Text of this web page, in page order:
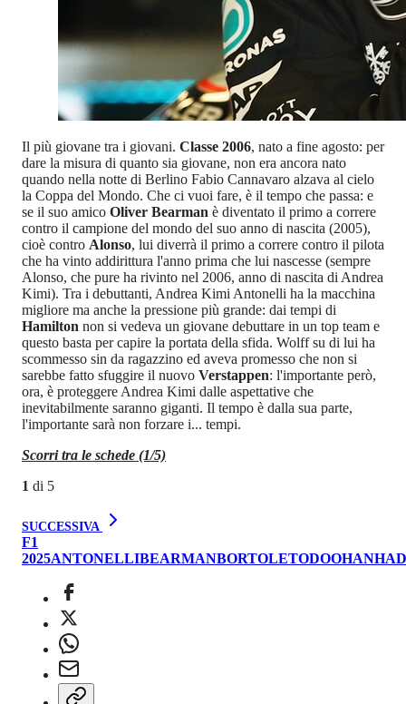
Il più giovane tra i giovani. Classe 2006, nato a fine agosto: per
dare la misura di quanto sia giovane, non era ancora nato
quando nella notte di Berlino Fabio Cannavaro alzava al cielo
la Coppa del Mondo. Che ci vuoi fare, è il tempo che passa: e
se il suo amico Oliver Bearman è diventato il primo a correre
contro il campione del mondo del suo anno di nascita (2005),
cioè contro Alonso, lui diverrà il primo a correre contro il pilota
che ha vinto addirittura l'anno prima che lui nascesse (sempre
Alonso, che pure ha rivinto nel 2006, anno di nascita di Andrea
Kimi). Tra i debuttanti, Andrea Kimi Antonelli ha la macchina
migliore ma anche la pressione più grande: dai tempi di
Hamilton non si vedeva un giovane debuttare in un top team e
questo basta per capire la portata della sfida. Wolff su di lui ha
scommesso sin da ragazzino ed aveva promesso che non si
sarebbe fatto sfuggire il nuovo Verstappen: l'importante però,
ora, è proteggere Andrea Kimi dalle aspettative che
inevitabilmente saranno giganti. Il tempo è dalla sua parte,
l'importante sarà non forzare i... tempi.
Scorri tra le schede (1/5)
1 di 5
SUCCESSIVA
F1
2025ANTONELLIBEARMANBORTOLETODOOHAN